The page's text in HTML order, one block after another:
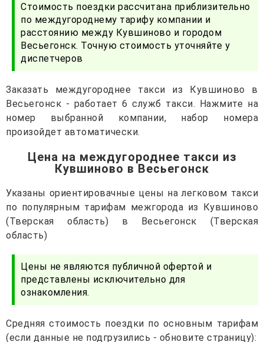
Стоимость поездки рассчитана приблизительно
по междугороднему тарифу компании и
расстоянию между Кувшиново и городом
Весьегонск. Точную стоимость уточняйте у
диспетчеров
Заказать междугороднее такси из Кувшиново в
Весьегонск - работает 6 служб такси. Нажмите на
номер выбранной компании, набор номера
произойдет автоматически.
Цена на междугороднее такси из
Кувшиново в Весьегонск
Указаны ориентировачные цены на легковом такси
по популярным тарифам межгорода из Кувшиново
(Тверская область) в Весьегонск (Тверская
область)
Цены не являются публичной офертой и
представлены исключительно для
ознакомления.
Средняя стоимость поездки по основным тарифам
(если данные не подгрузились - обновите страницу):